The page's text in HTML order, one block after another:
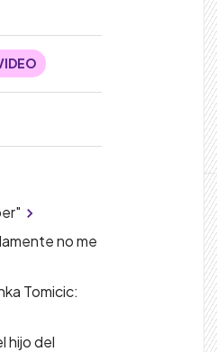
no me
Tomicic:
hijo del